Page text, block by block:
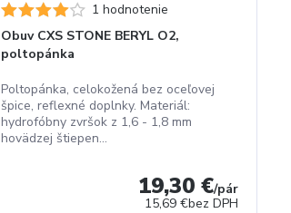
1 hodnotenie
Obuv CXS STONE BERYL O2,
poltopánka
Poltopánka, celokožená bez oceľovej
špice, reflexné doplnky. Materiál:
hydrofóbny zvršok z 1,6 - 1,8 mm
hovädzej štiepen...
19,30 €/pár
15,69 €bez DPH